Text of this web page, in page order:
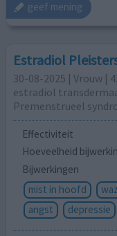
geef mening
Estradiol
30-08-2025 | Vrouw |
estradiol
Premenstrueel
Effectiviteit
Hoeveelheid
Bijwerkingen
mist in hoofd
angst
depressie